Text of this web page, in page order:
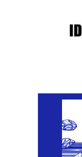
Post